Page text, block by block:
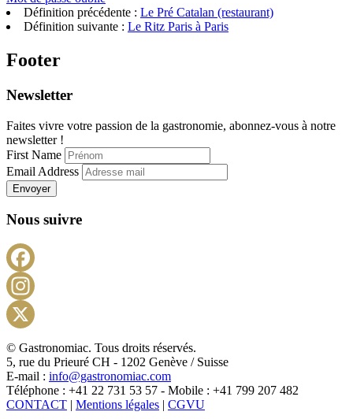
Définition précédente : Le Pré Catalan (restaurant)
Définition suivante : Le Ritz Paris à Paris
Footer
Newsletter
Faites vivre votre passion de la gastronomie, abonnez-vous à notre
newsletter !
First Name
Email Address
Envoyer
Nous suivre
X
© Gastronomiac. Tous droits réservés.
5, rue du Prieuré CH - 1202 Genève / Suisse
E-mail : info@gastronomiac.com
Téléphone : +41 22 731 53 57 - Mobile : +41 799 207 482
CONTACT | Mentions légales | CGVU